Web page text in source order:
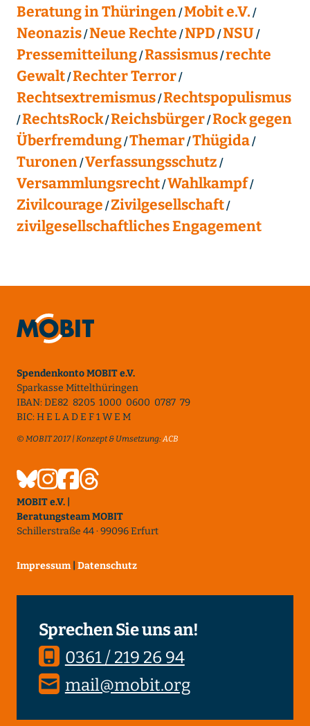
Beratung in Thüringen Mobit e.V.
Neonazis Neue Rechte NPD NSU
Pressemitteilung Rassismus rechte
Gewalt Rechter Terror
Rechtsextremismus Rechtspopulismus
RechtsRock Reichsbürger Rock gegen
Überfremdung Themar Thügida
Turonen Verfassungsschutz
Versammlungsrecht Wahlkampf
Zivilcourage Zivilgesellschaft
zivilgesellschaftliches Engagement
Spendenkonto MOBIT e.V.
Sparkasse Mittelthüringen
IBAN: DE82 8205 1000 0600 0787 79
BIC: H E L A D E F 1 W E M
© MOBIT 2017 | Konzept & Umsetzung:ACB
MOBIT e.V. |
Beratungsteam MOBIT
Schillerstraße 44 · 99096 Erfurt
Impressum Datenschutz
Sprechen Sie uns an!
0361 / 219 26 94
mail@mobit.org